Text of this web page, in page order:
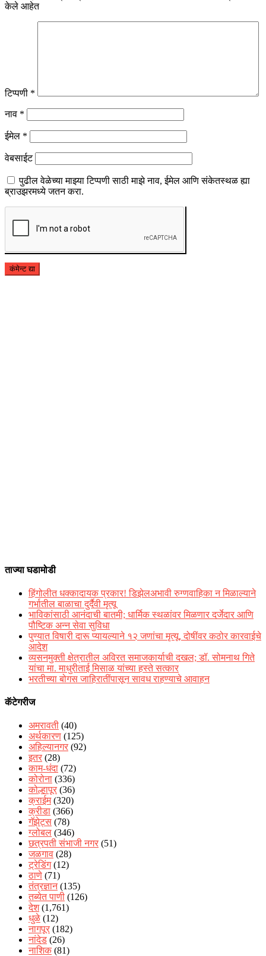
केले आहेत
टिप्पणी *
नाव *
ईमेल *
वेबसाईट
पुढील वेळेच्या माझ्या टिप्पणी साठी माझे नाव, ईमेल आणि संकेतस्थळ ह्या
ब्राउझरमध्ये जतन करा.
ताज्या घडामोडी
हिंगोलीत धक्कादायक प्रकार! डिझेलअभावी रुग्णवाहिका न मिळाल्याने
गर्भातील बाळाचा दुर्दैवी मृत्यू
भाविकांसाठी आनंदाची बातमी; धार्मिक स्थळांवर मिळणार दर्जेदार आणि
पौष्टिक अन्न सेवा सुविधा
पुण्यात विषारी दारू प्यायल्याने १२ जणांचा मृत्यू, दोषींवर कठोर कारवाईचे
आदेश
व्यसनमुक्ती क्षेत्रातील अविरत समाजकार्याची दखल; डॉ. सोमनाथ गिते
यांचा मा. माधुरीताई मिसाळ यांच्या हस्ते सत्कार
भरतीच्या बोगस जाहिरातींपासून सावध राहण्याचे आवाहन
कॅटेगरीज
अमरावती (40)
अर्थकारण (125)
अहिल्यानगर (92)
इतर (28)
काम-धंदा (72)
कोरोना (336)
कोल्हापूर (36)
क्राईम(320)
क्रीडा (366)
गॅझेट्स (78)
ग्लोबल (346)
छत्रपती संभाजी नगर (51)
जळगाव (28)
ट्रेडिंग(12)
ठाणे (71)
तंत्रज्ञान(135)
तब्येत पाणी (126)
देश(1,761)
धुळे (12)
नागपूर (182)
नांदेड (26)
नाशिक (81)